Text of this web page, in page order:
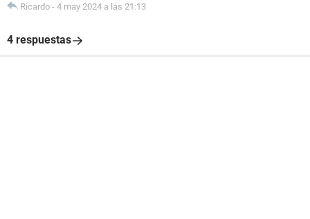
Ricardo - 4 may 2024 a las 21:13
4 respuestas